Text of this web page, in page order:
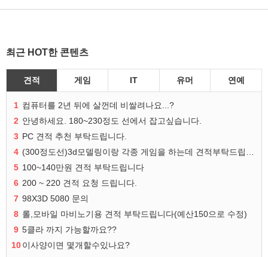
최근 HOT한 콘텐츠
견적 게임 IT 유머 연예
1 컴퓨터를 2년 뒤에 살껀데 비쌀려나요...?
2 안녕하세요. 180~230정도 선에서 잡고싶습니다.
3 PC 견적 추천 부탁드립니다.
4
5 100~140만원 견적 부탁드립니다
6 200 ~ 220 견적 요청 드립니다.
7 98X3D 5080 문의
8 롤,모바일 마비노기용 견적 부탁드립니다(예산150으로 수정)
9 5클라 까지 가능할까요??
10이사양이면 몇개할수있나요?